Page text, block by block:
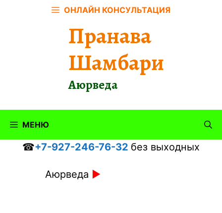
ОНЛАЙН КОНСУЛЬТАЦИЯ
Пранава
Шамбари
Аюрведа
МЕНЮ
☎+7-927-246-76-32 без выходных
Аюрведа ►